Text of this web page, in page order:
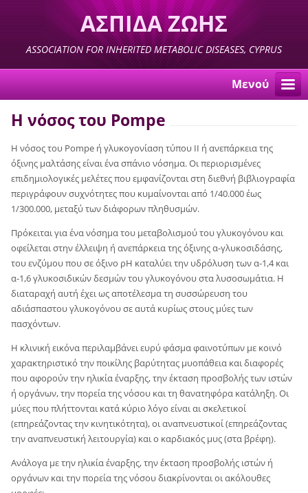
ΑΣΠΙΔΑ ΖΩΗΣ
ASSOCIATION FOR INHERITED METABOLIC DISEASES, CYPRUS
Μενού
Η νόσος του Pompe
Η νόσος του Pompe ή γλυκογονίαση τύπου II ή ανεπάρκεια της
όξινης μαλτάσης είναι ένα σπάνιο νόσημα. Οι περιορισμένες
επιδημιολογικές μελέτες που εμφανίζονται στη διεθνή βιβλιογραφία
περιγράφουν συχνότητες που κυμαίνονται από 1/40.000 έως
1/300.000, μεταξύ των διάφορων πληθυσμών.
Πρόκειται για ένα νόσημα του μεταβολισμού του γλυκογόνου και
οφείλεται στην έλλειψη ή ανεπάρκεια της όξινης α-γλυκοσιδάσης,
του ενζύμου που σε όξινο ρΗ καταλύει την υδρόλυση των α-1,4 και
α-1,6 γλυκοσιδικών δεσμών του γλυκογόνου στα λυσοσωμάτια. Η
διαταραχή αυτή έχει ως αποτέλεσμα τη συσσώρευση του
αδιάσπαστου γλυκογόνου σε αυτά κυρίως στους μύες των
πασχόντων.
Η κλινική εικόνα περιλαμβάνει ευρύ φάσμα φαινοτύπων με κοινό
χαρακτηριστικό την ποικίλης βαρύτητας μυοπάθεια και διαφορές
που αφορούν την ηλικία έναρξης, την έκταση προσβολής των ιστών
ή οργάνων, την πορεία της νόσου και τη θανατηφόρα κατάληξη. Οι
μύες που πλήττονται κατά κύριο λόγο είναι αι σκελετικοί
(επηρεάζοντας την κινητικότητα), οι αναπνευστικοί (επηρεάζοντας
την αναπνευστική λειτουργία) και ο καρδιακός μυς (στα βρέφη).
Ανάλογα με την ηλικία έναρξης, την έκταση προσβολής ιστών ή
οργάνων και την πορεία της νόσου διακρίνονται οι ακόλουθες